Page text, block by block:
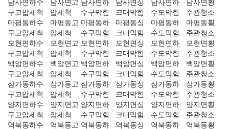
구고압세척
압세척
수구막힘
크대막힘
수도막힘
주관청소
마평동하수
구고압세척
마평동고
압세척
마평동하
수구막힘
마평동싱
크대막힘
마평동하
수도막힘
마평동횡
주관청소
모현면하수
구고압세척
모현면고
압세척
모현면하
수구막힘
모현면싱
크대막힘
모현면하
수도막힘
모현면횡
주관청소
백암면하수
구고압세척
백암면고
압세척
백암면하
수구막힘
백암면싱
크대막힘
백암면하
수도막힘
백암면횡
주관청소
삼가동하수
구고압세척
삼가동고
압세척
삼가동하
수구막힘
삼가동싱
크대막힘
삼가동하
수도막힘
삼가동횡
주관청소
양지면하수
구고압세척
양지면고
압세척
양지면하
수구막힘
양지면싱
크대막힘
양지면하
수도막힘
양지면횡
주관청소
역북동하수
역북동고 역북동하
역북동싱
역북동하
역북동횡